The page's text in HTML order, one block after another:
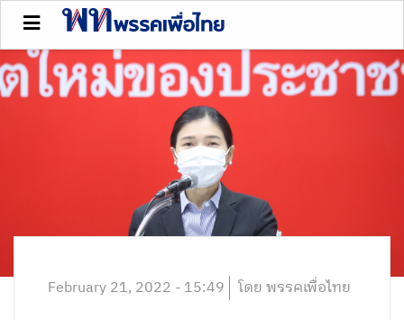
February 21, 2022 - 15:49 โดย พรรคเพื่อไทย